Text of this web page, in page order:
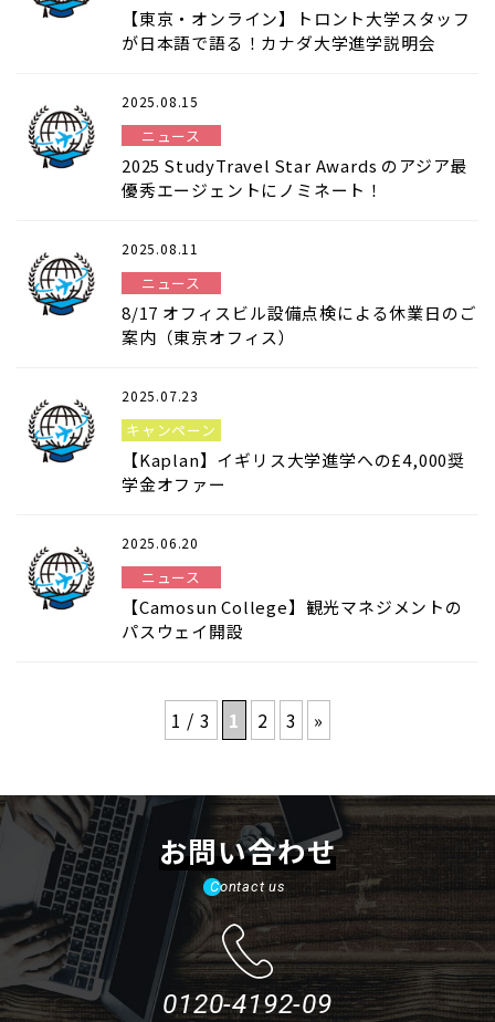
【東京・オンライン】トロント大学スタッフ
が日本語で語る！カナダ大学進学説明会
2025.08.15
ニュース
2025 StudyTravel Star Awards のアジア最
優秀エージェントにノミネート！
2025.08.11
ニュース
8/17 オフィスビル設備点検による休業日のご
案内（東京オフィス）
2025.07.23
キャンペーン
【Kaplan】イギリス大学進学への£4,000奨
学金オファー
2025.06.20
ニュース
【Camosun College】観光マネジメントの
パスウェイ開設
1 / 3 1 2 3 »
お問い合わせ
Contact us
0120-4192-09